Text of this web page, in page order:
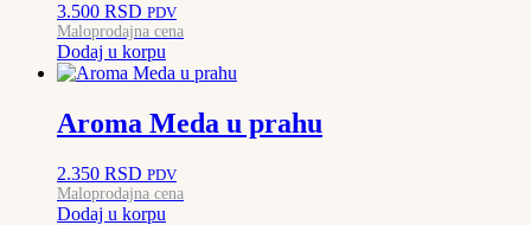
3.500 RSD PDV
Maloprodajna cena
Dodaj u korpu
Aroma Meda u prahu
2.350 RSD PDV
Maloprodajna cena
Dodaj u korpu